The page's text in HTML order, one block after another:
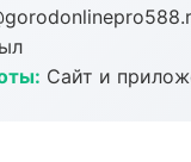
Сайт и